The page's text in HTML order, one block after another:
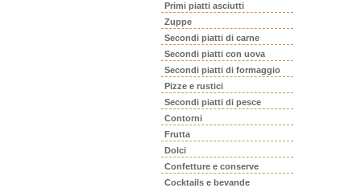
Primi piatti asciutti
Zuppe
Secondi piatti di carne
Secondi piatti con uova
Secondi piatti di formaggio
Pizze e rustici
Secondi piatti di pesce
Contorni
Frutta
Dolci
Confetture e conserve
Cocktails e bevande